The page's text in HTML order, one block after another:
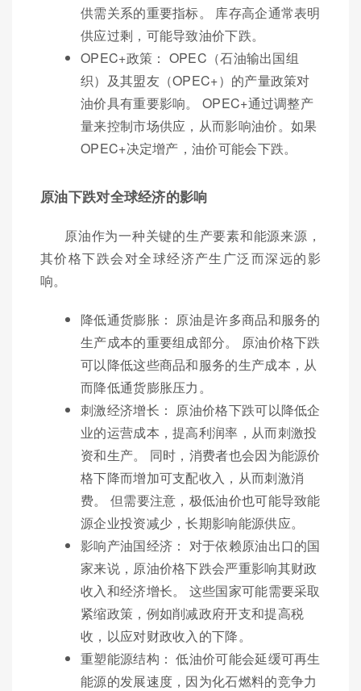
供需关系的重要指标。 库存高企通常表明
供应过剩，可能导致油价下跌。
OPEC+政策： OPEC（石油输出国组
织）及其盟友（OPEC+）的产量政策对
油价具有重要影响。 OPEC+通过调整产
量来控制市场供应，从而影响油价。如果
OPEC+决定增产，油价可能会下跌。
原油下跌对全球经济的影响
原油作为一种关键的生产要素和能源来源，
其价格下跌会对全球经济产生广泛而深远的影
响。
降低通货膨胀： 原油是许多商品和服务的
生产成本的重要组成部分。 原油价格下跌
可以降低这些商品和服务的生产成本，从
而降低通货膨胀压力。
刺激经济增长： 原油价格下跌可以降低企
业的运营成本，提高利润率，从而刺激投
资和生产。 同时，消费者也会因为能源价
格下降而增加可支配收入，从而刺激消
费。 但需要注意，极低油价也可能导致能
源企业投资减少，长期影响能源供应。
影响产油国经济： 对于依赖原油出口的国
家来说，原油价格下跌会严重影响其财政
收入和经济增长。 这些国家可能需要采取
紧缩政策，例如削减政府开支和提高税
收，以应对财政收入的下降。
重塑能源结构： 低油价可能会延缓可再生
能源的发展速度，因为化石燃料的竞争力